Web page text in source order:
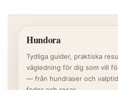
Hundora
Tydliga guider, praktiska
vägledning för dig som vill
— från hundraser och